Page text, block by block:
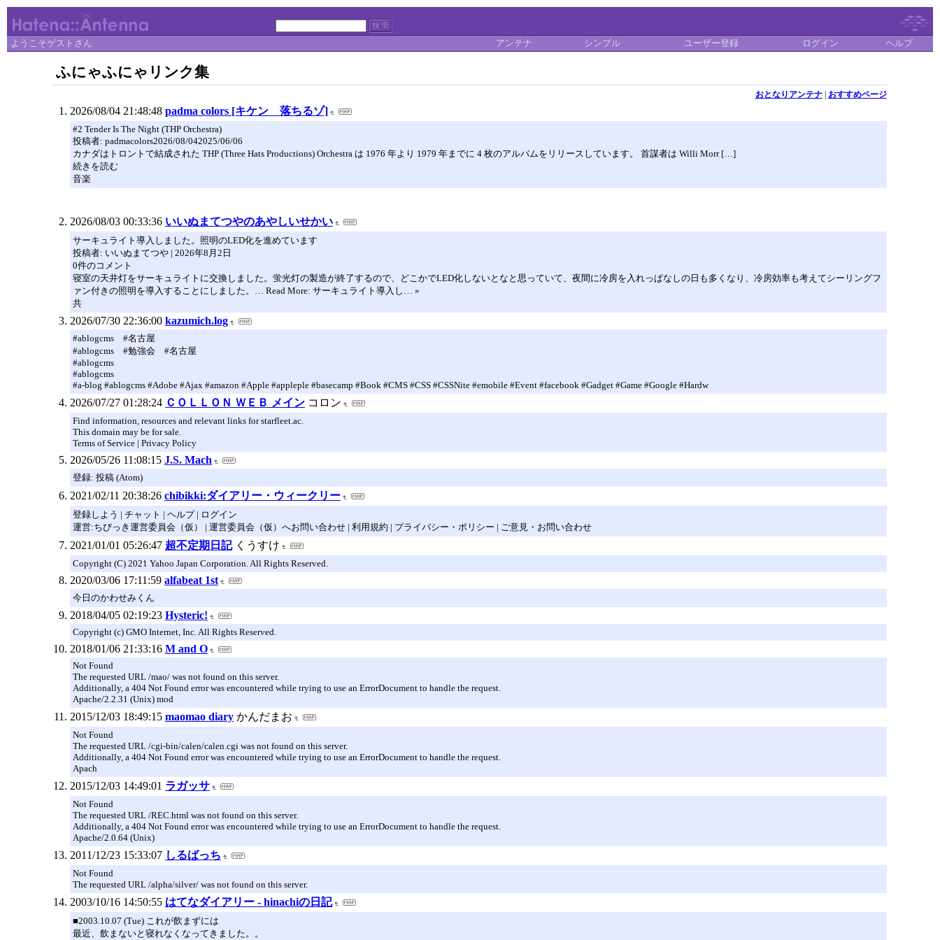
ようこそゲストさん アンテナ シンプル ユーザー登録 ログイン ヘルプ
ふにゃふにゃリンク集
おとなりアンテナ| おすすめページ
2026/08/04 21:48:48 padma colors [キケン 落ちるゾ]
#2 Tender Is The Night (THP Orchestra)
投稿者: padmacolors2026/08/042025/06/06
カナダはトロントで結成された THP (Three Hats Productions) Orchestra は 1976 年より 1979 年までに 4 枚のアルバムをリリースしています。 首謀者は Willi Morr […]
続きを読む
音楽
2026/08/03 00:33:36 いいぬまてつやのあやしいせかい
サーキュライト導入しました。照明のLED化を進めています
投稿者: いいぬまてつや | 2026年8月2日
0件のコメント
寝室の天井灯をサーキュライトに交換しました。蛍光灯の製造が終了するので、どこかでLED化しないとなと思っていて、夜間に冷房を入れっぱなしの日も多くなり、冷房効率も考えてシーリングフ
ァン付きの照明を導入することにしました。… Read More: サーキュライト導入し… »
共
2026/07/30 22:36:00 kazumich.log
#ablogcms #名古屋
#ablogcms #勉強会 #名古屋
#ablogcms
#ablogcms
#a-blog #ablogcms #Adobe #Ajax #amazon #Apple #appleple #basecamp #Book #CMS #CSS #CSSNite #emobile #Event #facebook #Gadget #Game #Google #Hardw
2026/07/27 01:28:24 ＣＯＬＬＯＮ ＷＥＢ メイン コロン
Find information, resources and relevant links for starfleet.ac.
This domain may be for sale.
Terms of Service | Privacy Policy
2026/05/26 11:08:15 J.S. Mach
登録: 投稿 (Atom)
2021/02/11 20:38:26 chibikki:ダイアリー・ウィークリー
登録しよう | チャット | ヘルプ | ログイン
運営:ちびっき運営委員会（仮） | 運営委員会（仮）へお問い合わせ | 利用規約 | プライバシー・ポリシー | ご意見・お問い合わせ
2021/01/01 05:26:47 超不定期日記 くうすけ
Copyright (C) 2021 Yahoo Japan Corporation. All Rights Reserved.
2020/03/06 17:11:59 alfabeat 1st
今日のかわせみくん
2018/04/05 02:19:23 Hysteric!
Copyright (c) GMO Internet, Inc. All Rights Reserved.
2018/01/06 21:33:16 M and O
Not Found
The requested URL /mao/ was not found on this server.
Additionally, a 404 Not Found error was encountered while trying to use an ErrorDocument to handle the request.
Apache/2.2.31 (Unix) mod
2015/12/03 18:49:15 maomao diary かんだまお
Not Found
The requested URL /cgi-bin/calen/calen.cgi was not found on this server.
Additionally, a 404 Not Found error was encountered while trying to use an ErrorDocument to handle the request.
Apach
2015/12/03 14:49:01 ラガッサ
Not Found
The requested URL /REC.html was not found on this server.
Additionally, a 404 Not Found error was encountered while trying to use an ErrorDocument to handle the request.
Apache/2.0.64 (Unix)
2011/12/23 15:33:07 しるばっち
Not Found
The requested URL /alpha/silver/ was not found on this server.
2003/10/16 14:50:55 はてなダイアリー - hinachiの日記
■2003.10.07 (Tue) これが飲まずには
最近、飲まないと寝れなくなってきました。。